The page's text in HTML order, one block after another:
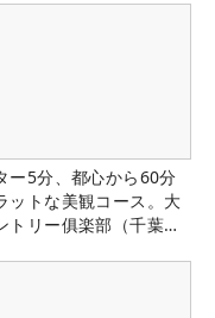
ー5分、都心から60分
ットな美観コース。大
トリー俱楽部（千葉